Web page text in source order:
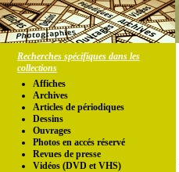
Recherches spécifiques dans les
collections
Affiches
Archives
Articles de périodiques
Dessins
Ouvrages
Photos en accés réservé
Revues de presse
Vidéos (DVD et VHS)